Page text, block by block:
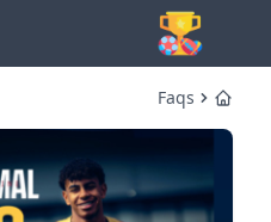
Home
Faqs